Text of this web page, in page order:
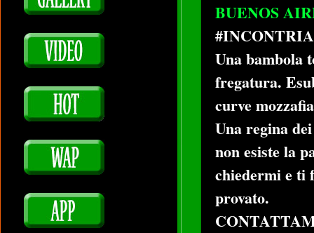
BUENOS
Una bambola
fregatura.
curve
Una regina
non esiste la
chiedermi e ti
provato.